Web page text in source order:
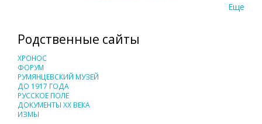
Еще
Родственные сайты
ХРОНОС
ФОРУМ
РУМЯНЦЕВСКИЙ МУЗЕЙ
ДО 1917 ГОДА
РУССКОЕ ПОЛЕ
ДОКУМЕНТЫ XX ВЕКА
ИЗМЫ